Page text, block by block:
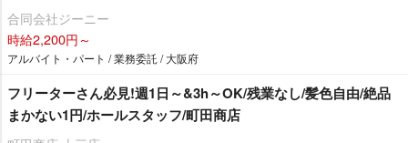
合同会社ジーニー
時給2,200円～
アルバイト・パート / 業務委託 / 大阪府
フリーターさん必見!週1日～&3h～OK/残業なし/髪色自由/絶品
まかない1円/ホールスタッフ/町田商店